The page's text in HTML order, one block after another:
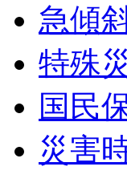
急傾
特殊
国民
災害